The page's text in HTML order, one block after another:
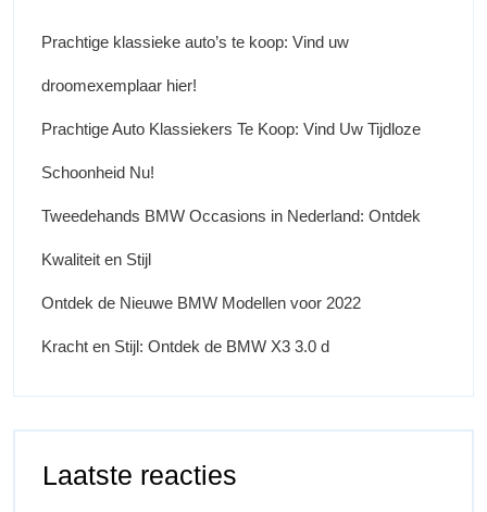
Prachtige klassieke auto’s te koop: Vind uw
droomexemplaar hier!
Prachtige Auto Klassiekers Te Koop: Vind Uw Tijdloze
Schoonheid Nu!
Tweedehands BMW Occasions in Nederland: Ontdek
Kwaliteit en Stijl
Ontdek de Nieuwe BMW Modellen voor 2022
Kracht en Stijl: Ontdek de BMW X3 3.0 d
Laatste reacties